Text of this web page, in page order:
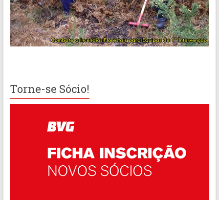
Torne-se Sócio!